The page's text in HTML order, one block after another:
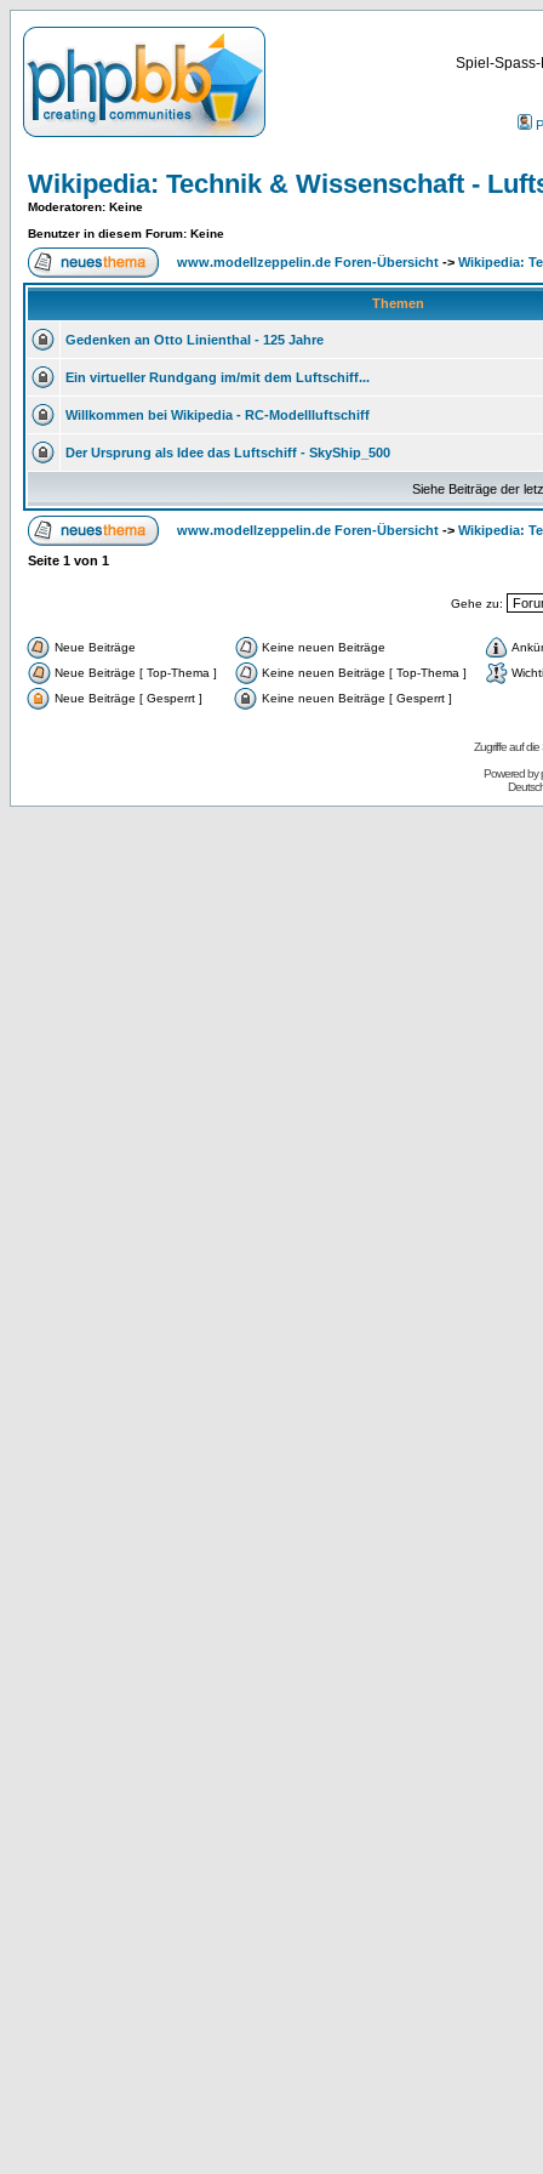
Spiel-
Wikipedia: Technik & Wissenschaft -
Moderatoren: Keine
Benutzer in diesem Forum: Keine
www.modellzeppelin.de Foren-Übersicht -> Wikipedia:
Themen
Gedenken an Otto Linienthal - 125 Jahre
Ein virtueller Rundgang im/mit dem Luftschiff...
Willkommen bei Wikipedia - RC-Modellluftschiff
Der Ursprung als Idee das Luftschiff - SkyShip_500
Siehe Beiträge der
www.modellzeppelin.de Foren-Übersicht -> Wikipedia:
Seite 1 von 1
Gehe zu:
Neue Beiträge Keine neuen Beiträge
Neue Beiträge [ Top-Thema ]
Keine neuen Beiträge [ Top-Thema ]
Neue Beiträge [ Gesperrt ]
Keine neuen Beiträge [ Gesperrt ]
Zugriffe auf
Powered by